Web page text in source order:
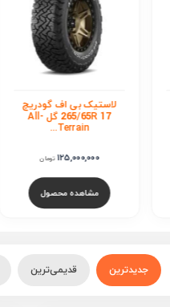
لاستیک بی اف گودریچ
265/70R 17 گل All-
Terrain...
105,000,000 تومان
مشاهده محصول
جدیدترین قدیمی‌ترین